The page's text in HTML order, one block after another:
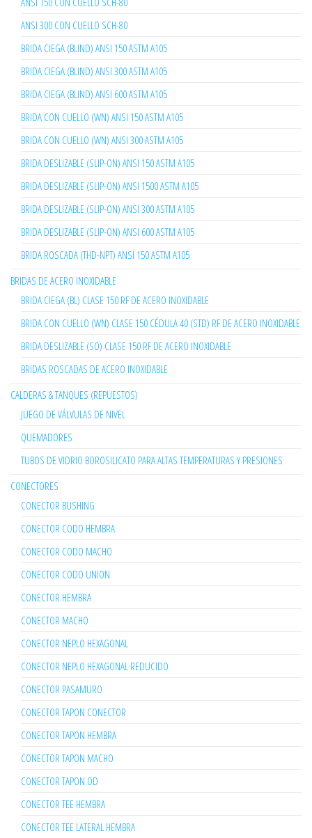
ANSI 300 CON CUELLO SCH-80
BRIDA CIEGA (BLIND) ANSI 150 ASTM A105
BRIDA CIEGA (BLIND) ANSI 300 ASTM A105
BRIDA CIEGA (BLIND) ANSI 600 ASTM A105
BRIDA CON CUELLO (WN) ANSI 150 ASTM A105
BRIDA CON CUELLO (WN) ANSI 300 ASTM A105
BRIDA DESLIZABLE (SLIP-ON) ANSI 150 ASTM A105
BRIDA DESLIZABLE (SLIP-ON) ANSI 1500 ASTM A105
BRIDA DESLIZABLE (SLIP-ON) ANSI 300 ASTM A105
BRIDA DESLIZABLE (SLIP-ON) ANSI 600 ASTM A105
BRIDA ROSCADA (THD-NPT) ANSI 150 ASTM A105
BRIDAS DE ACERO INOXIDABLE
BRIDA CIEGA (BL) CLASE 150 RF DE ACERO INOXIDABLE
BRIDA CON CUELLO (WN) CLASE 150 CÉDULA 40 (STD) RF DE ACERO INOXIDABLE
BRIDA DESLIZABLE (SO) CLASE 150 RF DE ACERO INOXIDABLE
BRIDAS ROSCADAS DE ACERO INOXIDABLE
CALDERAS & TANQUES (REPUESTOS)
JUEGO DE VÁLVULAS DE NIVEL
QUEMADORES
TUBOS DE VIDRIO BOROSILICATO PARA ALTAS TEMPERATURAS Y PRESIONES
CONECTORES
CONECTOR BUSHING
CONECTOR CODO HEMBRA
CONECTOR CODO MACHO
CONECTOR CODO UNION
CONECTOR HEMBRA
CONECTOR MACHO
CONECTOR NEPLO HEXAGONAL
CONECTOR NEPLO HEXAGONAL REDUCIDO
CONECTOR PASAMURO
CONECTOR TAPON CONECTOR
CONECTOR TAPON HEMBRA
CONECTOR TAPON MACHO
CONECTOR TAPON OD
CONECTOR TEE HEMBRA
CONECTOR TEE LATERAL HEMBRA